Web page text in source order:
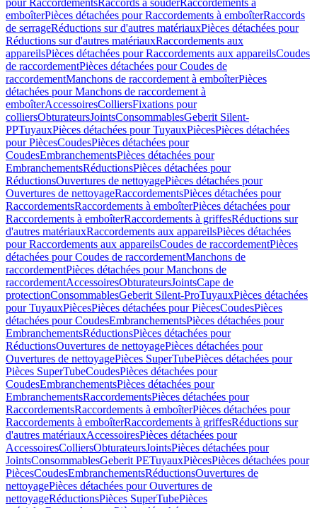
pour RaccordementsRaccords à souderRaccordements à
emboîterPièces détachées pour Raccordements à emboîterRaccords
de serrageRéductions sur d'autres matériauxPièces détachées pour
Réductions sur d'autres matériauxRaccordements aux
appareilsPièces détachées pour Raccordements aux appareilsCoudes
de raccordementPièces détachées pour Coudes de
raccordementManchons de raccordement à emboîterPièces
détachées pour Manchons de raccordement à
emboîterAccessoiresColliersFixations pour
colliersObturateursJointsConsommablesGeberit Silent-
PPTuyauxPièces détachées pour TuyauxPiècesPièces détachées
pour PiècesCoudesPièces détachées pour
CoudesEmbranchementsPièces détachées pour
EmbranchementsRéductionsPièces détachées pour
RéductionsOuvertures de nettoyagePièces détachées pour
Ouvertures de nettoyageRaccordementsPièces détachées pour
RaccordementsRaccordements à emboîterPièces détachées pour
Raccordements à emboîterRaccordements à griffesRéductions sur
d'autres matériauxRaccordements aux appareilsPièces détachées
pour Raccordements aux appareilsCoudes de raccordementPièces
détachées pour Coudes de raccordementManchons de
raccordementPièces détachées pour Manchons de
raccordementAccessoiresObturateursJointsCape de
protectionConsommablesGeberit Silent-ProTuyauxPièces détachées
pour TuyauxPiècesPièces détachées pour PiècesCoudesPièces
détachées pour CoudesEmbranchementsPièces détachées pour
EmbranchementsRéductionsPièces détachées pour
RéductionsOuvertures de nettoyagePièces détachées pour
Ouvertures de nettoyagePièces SuperTubePièces détachées pour
Pièces SuperTubeCoudesPièces détachées pour
CoudesEmbranchementsPièces détachées pour
EmbranchementsRaccordementsPièces détachées pour
RaccordementsRaccordements à emboîterPièces détachées pour
Raccordements à emboîterRaccordements à griffesRéductions sur
d'autres matériauxAccessoiresPièces détachées pour
AccessoiresColliersObturateursJointsPièces détachées pour
JointsConsommablesGeberit PETuyauxPiècesPièces détachées pour
PiècesCoudesEmbranchementsRéductionsOuvertures de
nettoyagePièces détachées pour Ouvertures de
nettoyageRéductionsPièces SuperTubePièces